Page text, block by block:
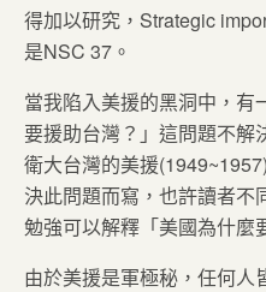
得加以研究，Strategic
是NSC 37。
當我陷入美援的黑洞中，有
要援助台灣？」這問題不解
衛大台灣的美援
決此問題而寫，也許讀者不
勉強可以解釋「美國為什麼
由於美援是軍極秘，任何人